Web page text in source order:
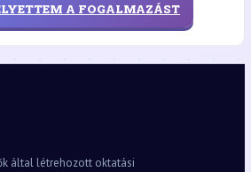
A FOGALMAZÁST
által létrehozott oktatási